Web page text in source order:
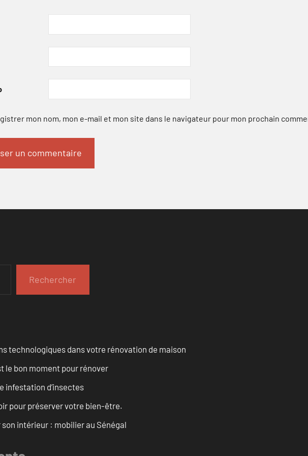
mon nom, mon e-mail et mon site dans le navigateur pour mon prochain
Rechercher
technologiques dans votre rénovation de maison
le bon moment pour rénover
infestation d’insectes
pour préserver votre bien-être.
intérieur : mobilier au Sénégal